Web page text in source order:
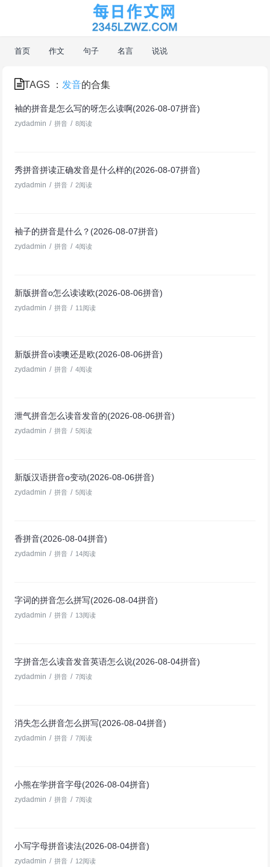
首页 作文 句子 名言 说说
TAGS ： 发音的合集
袖的拼音是怎么写的呀怎么读啊(2026-08-07拼音)
zydadmin / 拼音 / 8阅读
秀拼音拼读正确发音是什么样的(2026-08-07拼音)
zydadmin / 拼音 / 2阅读
袖子的拼音是什么？(2026-08-07拼音)
zydadmin / 拼音 / 4阅读
新版拼音o怎么读读欧(2026-08-06拼音)
zydadmin / 拼音 / 11阅读
新版拼音o读噢还是欧(2026-08-06拼音)
zydadmin / 拼音 / 4阅读
泄气拼音怎么读音发音的(2026-08-06拼音)
zydadmin / 拼音 / 5阅读
新版汉语拼音o变动(2026-08-06拼音)
zydadmin / 拼音 / 5阅读
香拼音(2026-08-04拼音)
zydadmin / 拼音 / 14阅读
字词的拼音怎么拼写(2026-08-04拼音)
zydadmin / 拼音 / 13阅读
字拼音怎么读音发音英语怎么说(2026-08-04拼音)
zydadmin / 拼音 / 7阅读
消失怎么拼音怎么拼写(2026-08-04拼音)
zydadmin / 拼音 / 7阅读
小熊在学拼音字母(2026-08-04拼音)
zydadmin / 拼音 / 7阅读
小写字母拼音读法(2026-08-04拼音)
zydadmin / 拼音 / 12阅读